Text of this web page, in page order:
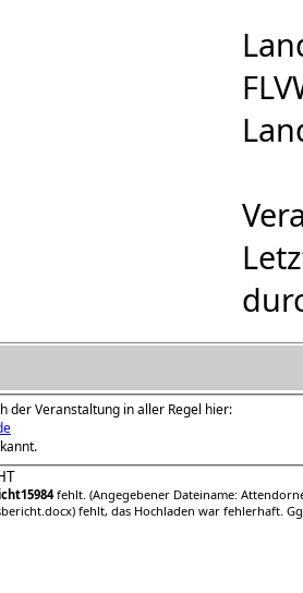
der Veranstaltung in aller Regel hier:
fehlt. (Angegebener Dateiname:
fehlt, das Hochladen war fehlerhaft.